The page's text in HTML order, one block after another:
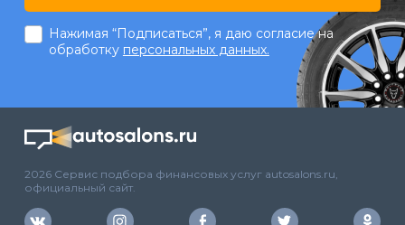
Нажимая “Подписаться”, я даю согласие на
обработку персональных данных.
2026 Сервис подбора финансовых услуг autosalons.ru,
официальный сайт.